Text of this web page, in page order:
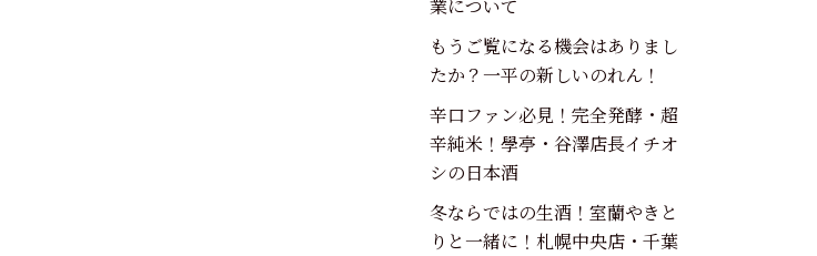
業について
もうご覧になる機会はありまし
たか？一平の新しいのれん！
辛口ファン必見！完全発酵・超
辛純米！學亭・谷澤店長イチオ
シの日本酒
冬ならではの生酒！室蘭やきと
りと一緒に！札幌中央店・千葉